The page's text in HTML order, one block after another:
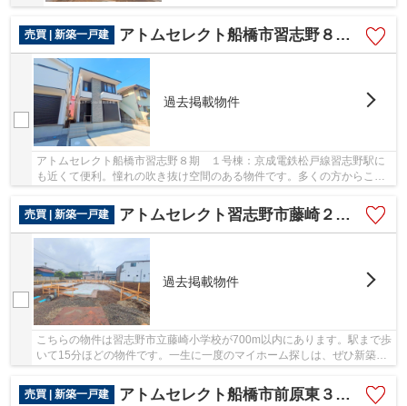
売買 | 新築一戸建 アトムセレクト船橋市習志野８期 １号棟
過去掲載物件
アトムセレクト船橋市習志野８期 １号棟：京成電鉄松戸線習志野駅に
も近くて便利。憧れの吹き抜け空間のある物件です。多くの方からこだ
売買 | 新築一戸建
アトムセレクト習志野市藤崎２丁目№2 №4
過去掲載物件
こちらの物件は習志野市立藤崎小学校が700m以内にあります。駅まで歩
いて15分ほどの物件です。一生に一度のマイホーム探しは、ぜひ新築戸
売買 | 新築一戸建
アトムセレクト船橋市前原東３丁目№3 4号棟